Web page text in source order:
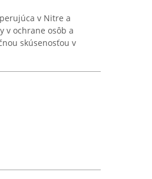
v Nitre a
v ochrane osôb a
skúsenosťou v